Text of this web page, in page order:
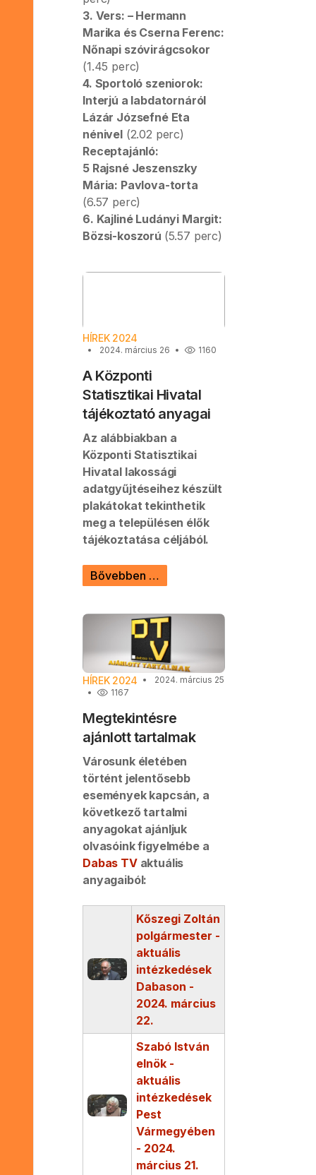
3. Vers: – Hermann
Marika és Cserna Ferenc:
Nőnapi szóvirágcsokor
(1.45 perc)
4. Sportoló szeniorok:
Interjú a labdatornáról
Lázár Józsefné Eta
nénivel(2.02 perc)
Receptajánló:
5 Rajsné Jeszenszky
Mária: Pavlova-torta
(6.57 perc)
6. Kajliné Ludányi Margit:
Bözsi-koszorú (5.57 perc)
HÍREK 2024
2024. március 26 1160
A Központi
Statisztikai Hivatal
tájékoztató anyagai
Az alábbiakban a
Központi Statisztikai
Hivatal lakossági
adatgyűjtéseihez készült
plakátokat tekinthetik
meg a településen élők
tájékoztatása céljából.
Bővebben …
HÍREK 2024
2024. március 25
1167
Megtekintésre
ajánlott tartalmak
Városunk életében
történt jelentősebb
események kapcsán, a
következő tartalmi
anyagokat ajánljuk
olvasóink figyelmébe a
Dabas TVaktuális
anyagaiból:
Kőszegi Zoltán
polgármester -
aktuális
intézkedések
Dabason -
2024. március
22.
Szabó István
elnök -
aktuális
intézkedések
Pest
Vármegyében
- 2024.
március 21.